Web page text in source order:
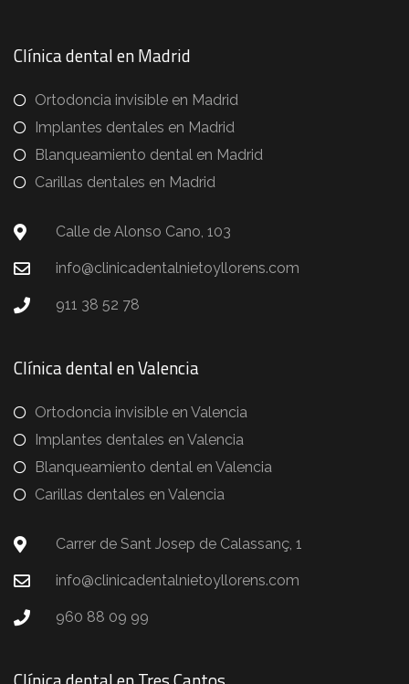
Clínica dental en Madrid
Ortodoncia invisible en Madrid
Implantes dentales en Madrid
Blanqueamiento dental en Madrid
Carillas dentales en Madrid
Calle de Alonso Cano, 103
info@clinicadentalnietoyllorens.com
911 38 52 78
Clínica dental en Valencia
Ortodoncia invisible en Valencia
Implantes dentales en Valencia
Blanqueamiento dental en Valencia
Carillas dentales en Valencia
Carrer de Sant Josep de Calassanç, 1
info@clinicadentalnietoyllorens.com
960 88 09 99